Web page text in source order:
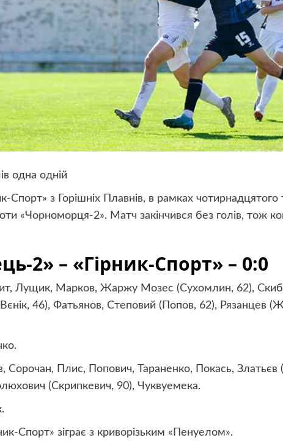
одна одній
Спорт» з Горішніх Плавнів, в рамках чотирнадцятого
«Чорноморця-2». Матч закінчився без голів, тож
2» – «Гірник-Спорт» – 0:0
Лущик, Марков, Жаржу Мозес (Сухомлин, 62),
46), Фатьянов, Степовий (Попов, 62), Рязанцев
Сорочан, Плис, Попович, Тараненко, Покась, Златьєв
(Скрипкевич, 90), Чуквуемека.
Спорт» зіграє з криворізьким «Пенуелом».